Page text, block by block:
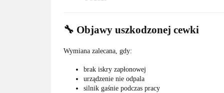
🔧 Objawy uszkodzonej cewki
Wymiana zalecana, gdy:
brak iskry zapłonowej
urządzenie nie odpala
silnik gaśnie podczas pracy